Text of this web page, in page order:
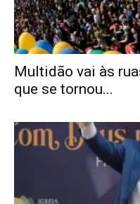
Multidão vai às
que se tornou...